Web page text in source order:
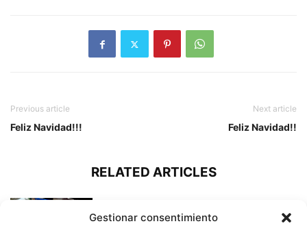
Gestionar consentimiento
Previous article
Feliz Navidad!!!
Next article
Feliz Navidad!!
RELATED ARTICLES
INOLVIDABLE